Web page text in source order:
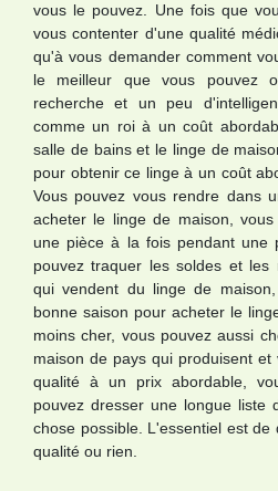
vous le pouvez. Une fois que
vous contenter d'une qualité
qu'à vous demander comment
le meilleur que vous pouvez
recherche et un peu
comme un roi à un coût
salle de bains et le linge de
pour obtenir ce linge à un coût
Vous pouvez vous rendre dans
acheter le linge de maison,
une pièce à la fois pendant une
pouvez traquer les soldes et les
qui vendent du linge de
bonne saison pour acheter le
moins cher, vous pouvez aussi
maison de pays qui produisent
qualité à un prix abordable,
pouvez dresser une longue liste
chose possible. L'essentiel est
qualité ou rien.